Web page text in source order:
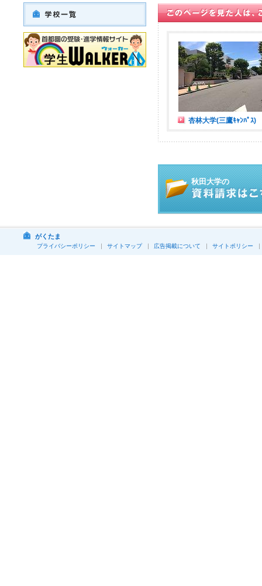
杏林大学(三鷹ｷｬﾝﾊﾟｽ)
秋田大学の
がくたま
プライバシーポリシー サイトマップ 広告掲載について サイトポリシー